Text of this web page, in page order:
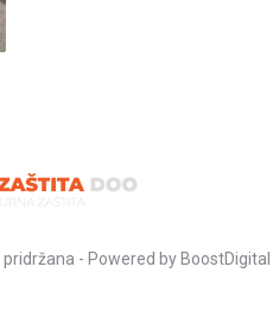
- Powered by BoostDigital